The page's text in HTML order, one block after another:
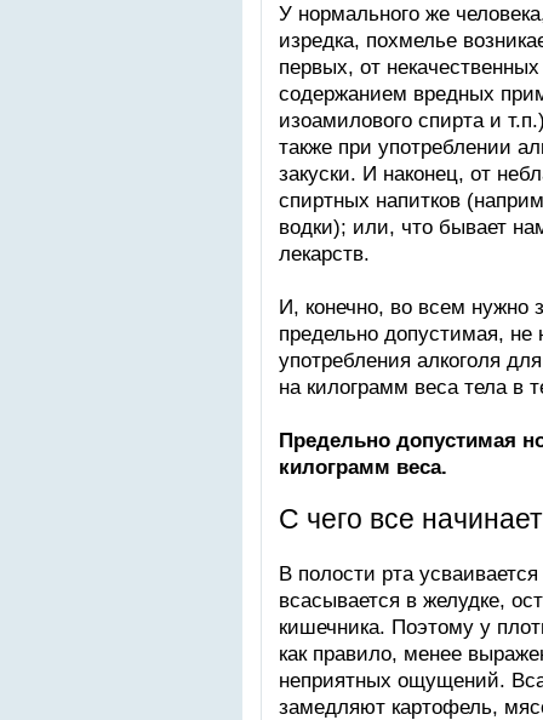
У нормального же
изредка, похмелье
первых, от
содержанием вредных
изоамилового спирта и
также при употреблении
закуски. И наконец, от
спиртных напитков
водки); или, что бывает
лекарств.
И, конечно, во всем нужно
предельно допустимая,
употребления алкоголя
на килограмм веса тела в
Предельно допустимая
килограмм веса.
С чего все
В полости рта
всасывается в желудке,
кишечника. Поэтому у
как правило, менее
неприятных ощущений.
замедляют картофель,